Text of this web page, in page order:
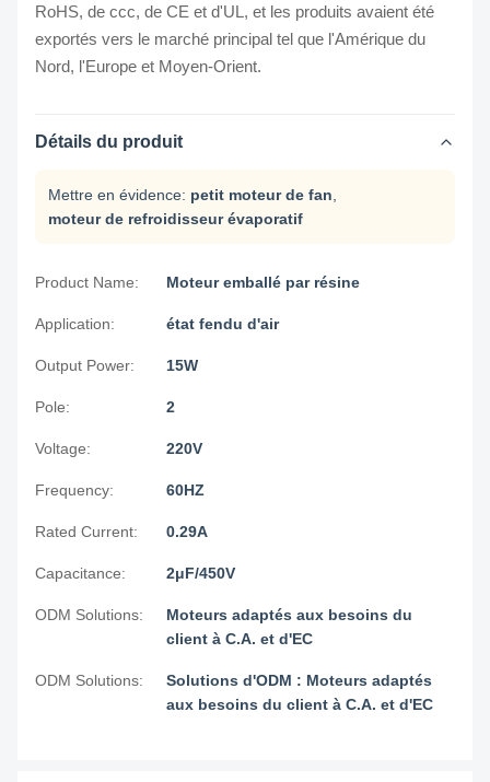
RoHS, de ccc, de CE et d'UL, et les produits avaient été
exportés vers le marché principal tel que l'Amérique du
Nord, l'Europe et Moyen-Orient.
Détails du produit
Mettre en évidence: petit moteur de fan
moteur de refroidisseur évaporatif
Product Name: Moteur emballé par résine
Application: état fendu d'air
Output Power: 15W
Pole: 2
Voltage: 220V
Frequency: 60HZ
Rated Current: 0.29A
Capacitance: 2μF/450V
ODM Solutions:
Moteurs adaptés aux besoins du
client à C.A. et d'EC
ODM Solutions:
Solutions d'ODM : Moteurs adaptés
aux besoins du client à C.A. et d'EC